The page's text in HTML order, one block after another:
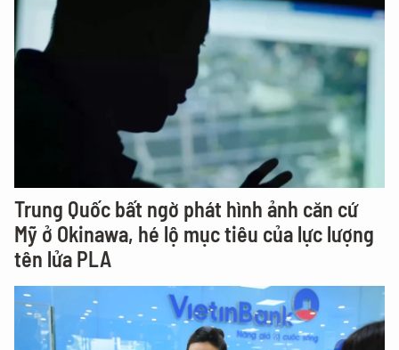
Trung Quốc bất ngờ phát hình ảnh căn cứ
Mỹ ở Okinawa, hé lộ mục tiêu của lực lượng
tên lửa PLA